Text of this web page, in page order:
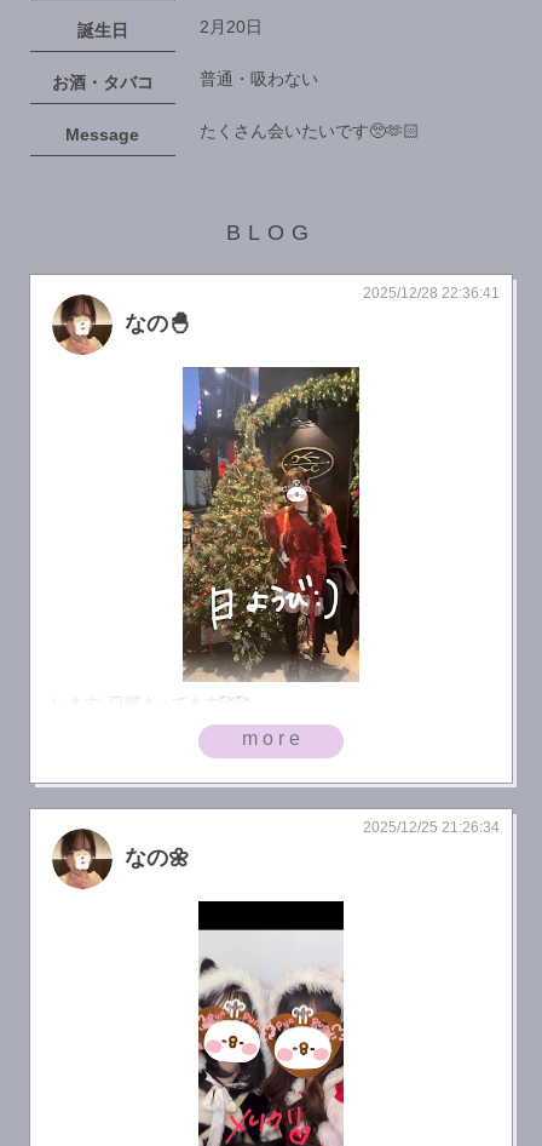
誕生日 2月20日
お酒・タバコ 普通・吸わない
Message たくさん会いたいです🥺🫶🏻
BLOG
なの🐣
2025/12/28 22:36:41
います❕ 日曜まってます🥰🥰
more
なの🌼
2025/12/25 21:26:34